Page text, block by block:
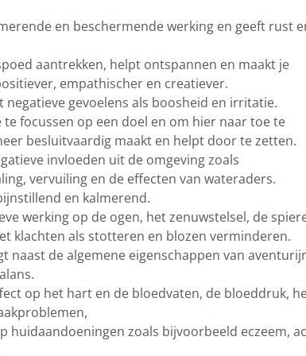
en beschermende werking en geeft rust
aantrekken, helpt ontspannen en maakt je
empathischer en creatiever.
gevoelens als boosheid en irritatie.
focussen op een doel en om hier naar toe te
besluitvaardig maakt en helpt door te zetten.
invloeden uit de omgeving zoals
vervuiling en de effecten van wateraders.
en kalmerend.
werking op de ogen, het zenuwstelsel, de
klachten als stotteren en blozen verminderen.
naast de algemene eigenschappen van
op het hart en de bloedvaten, de bloeddruk,
huidaandoeningen zoals bijvoorbeeld eczeem,